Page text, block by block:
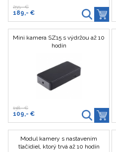
255,- €
189,- €
Mini kamera SZ15 s výdržou až 10
hodín
138,- €
109,- €
Modul kamery s nastavením
tlačidiel, ktorý trvá až 10 hodín